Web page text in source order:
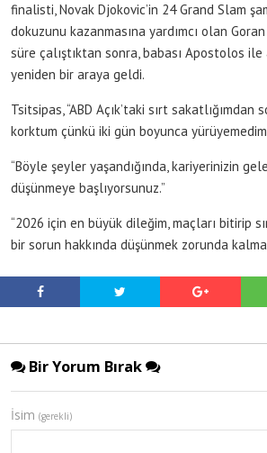
finalisti, Novak Djokovic’in 24 Grand Slam
dokuzunu kazanmasına yardımcı olan
süre çalıştıktan sonra, babası Apostolos
yeniden bir araya geldi.
Tsitsipas, “ABD Açık’taki sırt
korktum çünkü iki gün boyunca
“Böyle şeyler yaşandığında, kariyerinizin
düşünmeye başlıyorsunuz.”
“2026 için en büyük dileğim, maçları bitirip
bir sorun hakkında düşünmek zorunda
Bir Yorum Bırak
İsim (gerekli)